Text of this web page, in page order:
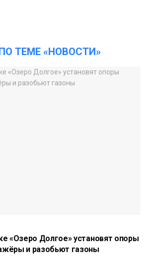
ТЕМЕ «НОВОСТИ»
«Озеро Долгое» установят опоры
и разобьют газоны